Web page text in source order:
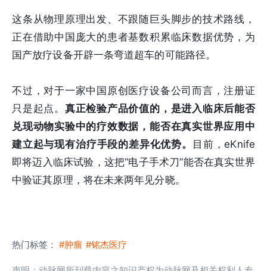
这条从物理原理出发、不跟随巨头脚步的技术路线，
正在借助中国庞大的患者基数积累临床数据优势，为
国产放疗设备开辟一条弯道超车的可能路径。
不过，对于一家中国原创医疗设备公司而言，注册证
只是起点。 真正检验产品价值的，是进入临床后能否
兑现动物实验中的疗效数据，能否在真实世界应用中
建立起与现有治疗手段的差异化优势。
目前，eKnife
即将迈入临床试验，这把“电子手术刀”能否在真实世界
中验证其原理，将在未来两年见分晓。
热门标签： #肿瘤 #铭杰医疗